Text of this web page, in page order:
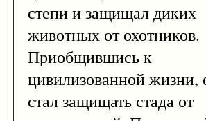
степи и защищал диких
животных от охотников.
Приобщившись к
цивилизованной жизни,
стал защищать стада от